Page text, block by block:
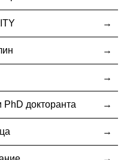
PhD докторанта